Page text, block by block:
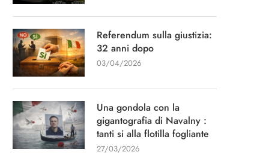
Referendum sulla giustizia:
32 anni dopo
03/04/2026
Una gondola con la
gigantografia di Navalny :
tanti si alla flotilla fogliante
27/03/2026